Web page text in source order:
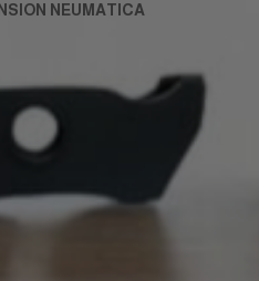
NEUMATICA